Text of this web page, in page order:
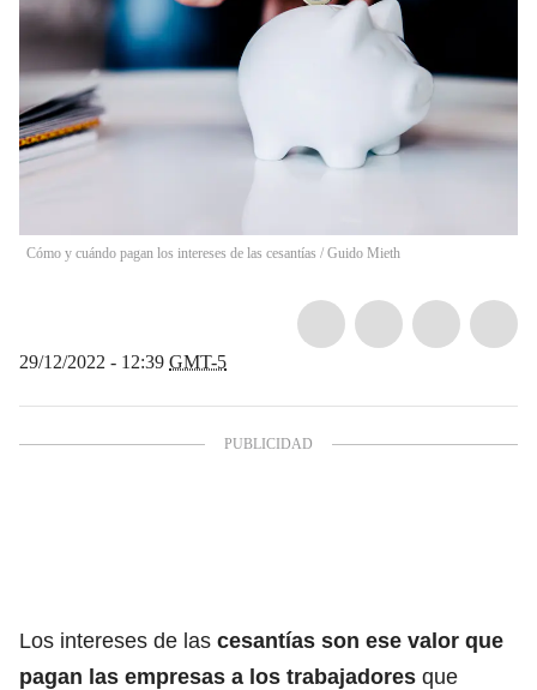
Cómo y cuándo pagan los intereses de las cesantías / Guido Mieth
29/12/2022 - 12:39 GMT-5
Los intereses de las cesantías son ese valor que
pagan las empresas a los trabajadores que